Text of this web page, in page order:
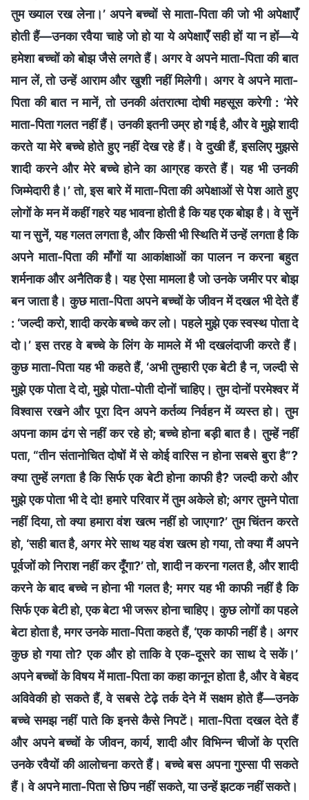
तुम ख्याल रख लेना।’ अपने बच्चों से माता-पिता की जो भी अपेक्षाएँ
होती हैं—उनका रवैया चाहे जो हो या ये अपेक्षाएँ सही हों या न हों—ये
हमेशा बच्चों को बोझ जैसे लगते हैं। अगर वे अपने माता-पिता की बात
मान लें, तो उन्हें आराम और खुशी नहीं मिलेगी। अगर वे अपने माता-
पिता की बात न मानें, तो उनकी अंतरात्मा दोषी महसूस करेगी : ‘मेरे
माता-पिता गलत नहीं हैं। उनकी इतनी उम्र हो गई है, और वे मुझे शादी
करते या मेरे बच्चे होते हुए नहीं देख रहे हैं। वे दुखी हैं, इसलिए मुझसे
शादी करने और मेरे बच्चे होने का आग्रह करते हैं। यह भी उनकी
जिम्मेदारी है।’ तो, इस बारे में माता-पिता की अपेक्षाओं से पेश आते हुए
लोगों के मन में कहीं गहरे यह भावना होती है कि यह एक बोझ है। वे सुनें
या न सुनें, यह गलत लगता है, और किसी भी स्थिति में उन्हें लगता है कि
अपने माता-पिता की माँगों या आकांक्षाओं का पालन न करना बहुत
शर्मनाक और अनैतिक है। यह ऐसा मामला है जो उनके जमीर पर बोझ
बन जाता है। कुछ माता-पिता अपने बच्चों के जीवन में दखल भी देते हैं
: ‘जल्दी करो, शादी करके बच्चे कर लो। पहले मुझे एक स्वस्थ पोता दे
दो।’ इस तरह वे बच्चे के लिंग के मामले में भी दखलंदाजी करते हैं।
कुछ माता-पिता यह भी कहते हैं, ‘अभी तुम्हारी एक बेटी है न, जल्दी से
मुझे एक पोता दे दो, मुझे पोता-पोती दोनों चाहिए। तुम दोनों परमेश्वर में
विश्वास रखने और पूरा दिन अपने कर्तव्य निर्वहन में व्यस्त हो। तुम
अपना काम ढंग से नहीं कर रहे हो; बच्चे होना बड़ी बात है। तुम्हें नहीं
पता, “तीन संतानोचित दोषों में से कोई वारिस न होना सबसे बुरा है”?
क्या तुम्हें लगता है कि सिर्फ एक बेटी होना काफी है? जल्दी करो और
मुझे एक पोता भी दे दो! हमारे परिवार में तुम अकेले हो; अगर तुमने पोता
नहीं दिया, तो क्या हमारा वंश खत्म नहीं हो जाएगा?’ तुम चिंतन करते
हो, ‘सही बात है, अगर मेरे साथ यह वंश खत्म हो गया, तो क्या मैं अपने
पूर्वजों को निराश नहीं कर दूँगा?’ तो, शादी न करना गलत है, और शादी
करने के बाद बच्चे न होना भी गलत है; मगर यह भी काफी नहीं है कि
सिर्फ एक बेटी हो, एक बेटा भी जरूर होना चाहिए। कुछ लोगों का पहले
बेटा होता है, मगर उनके माता-पिता कहते हैं, ‘एक काफी नहीं है। अगर
कुछ हो गया तो? एक और हो ताकि वे एक-दूसरे का साथ दे सकें।’
अपने बच्चों के विषय में माता-पिता का कहा कानून होता है, और वे बेहद
अविवेकी हो सकते हैं, वे सबसे टेढ़े तर्क देने में सक्षम होते हैं—उनके
बच्चे समझ नहीं पाते कि इनसे कैसे निपटें। माता-पिता दखल देते हैं
और अपने बच्चों के जीवन, कार्य, शादी और विभिन्न चीजों के प्रति
उनके रवैयों की आलोचना करते हैं। बच्चे बस अपना गुस्सा पी सकते
हैं। वे अपने माता-पिता से छिप नहीं सकते, या उन्हें झटक नहीं सकते।